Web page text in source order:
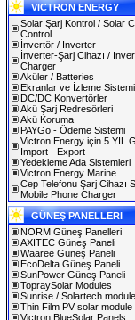
VICTRON ENERGY
Solar Şarj Kontrol / Solar
Control
İnvertör / Inverter
İnverter-Şarj Cihazı /
Charger
Aküler / Batteries
Ekranlar ve İzleme Sistemi
DC/DC Konvertörler
Akü Şarj Redresörleri
Akü Koruma
PAYGo - Ödeme Sistemi
Victron Energy için 5 YIL
Import - Export
Yedekleme Ada Sistemleri
Victron Energy Marine
Cep Telefonu Şarj Cihazı
Mobile Phone Charger
GÜNEŞ PANELLERI
NORM Güneş Panelleri
AXITEC Güneş Paneli
Waaree Güneş Paneli
EcoDelta Güneş Paneli
SunPower Güneş Paneli
TopraySolar Modules
Sunrise / Solartech
Thin Film PV solar module
Victron BlueSolar Panels